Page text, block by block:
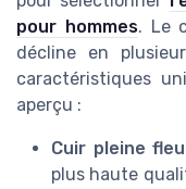
pour hommes. Le
décline en
caractéristiques
aperçu :
Cuir pleine
plus haute